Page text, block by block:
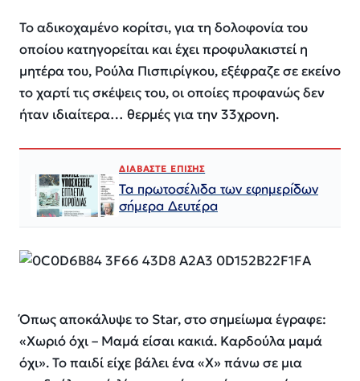
Το αδικοχαμένο κορίτσι, για τη δολοφονία του
οποίου κατηγορείται και έχει προφυλακιστεί η
μητέρα του, Ρούλα Πισπιρίγκου, εξέφραζε σε εκείνο
το χαρτί τις σκέψεις του, οι οποίες προφανώς δεν
ήταν ιδιαίτερα… θερμές για την 33χρονη.
ΔΙΑΒΑΣΤΕ ΕΠΙΣΗΣ
Τα πρωτοσέλιδα των εφημερίδων
σήμερα Δευτέρα
Όπως αποκάλυψε το Star, στο σημείωμα έγραφε:
«Χωριό όχι – Μαμά είσαι κακιά. Καρδούλα μαμά
όχι». Το παιδί είχε βάλει ένα «Χ» πάνω σε μια